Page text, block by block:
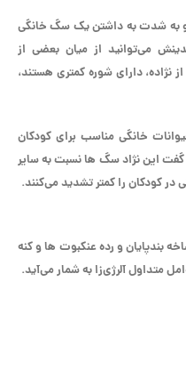
و به شدت به داشتن یک سگ خانگی
می‌توانید از میان بعضی از
نژاده، دارای شوره کمتری هستند،
خانگی مناسب برای کودکان
گفت این نژاد سگ ها نسبت به سایر
در کودکان را کمتر تشدید می‌کنند.
بندپایان و رده عنکبوت ها و کنه
متداول آلرژی‌زا به شمار می‌آید.